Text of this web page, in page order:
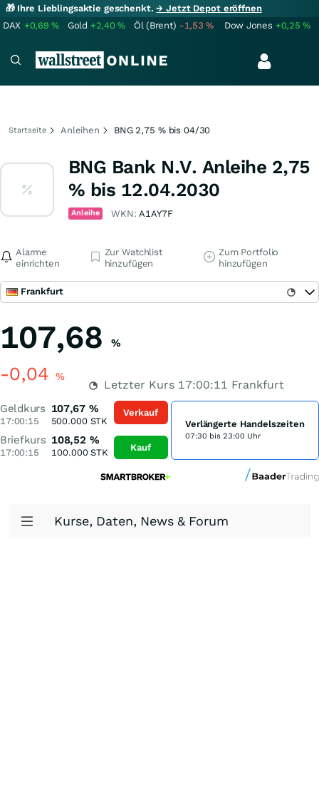
🎁 Ihre Lieblingsaktie geschenkt.→ Jetzt Depot eröffnen
DAX +0,69% Gold +2,40% Öl (Brent) -1,53% Dow Jones +0,25%
Startseite Anleihen BNG 2,75 % bis 04/30
BNG Bank N.V. Anleihe 2,75
% bis 12.04.2030
Anleihe WKN:A1AY7F
Alarme
einrichten
Zur Watchlist
hinzufügen
Zum Portfolio
hinzufügen
Frankfurt
107,68 %
-0,04 %
Letzter Kurs 17:00:11 Frankfurt
Geldkurs
17:00:15
107,67 %
500.000STK
Briefkurs
17:00:15
108,52 %
100.000STK
Verkauf
Kauf
Verlängerte Handelszeiten
07:30 bis 23:00 Uhr
Kurse, Daten, News & Forum